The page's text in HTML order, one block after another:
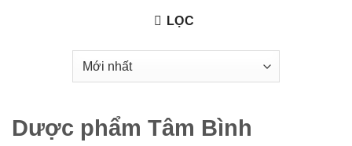
LỌC
Dược phẩm Tâm Bình